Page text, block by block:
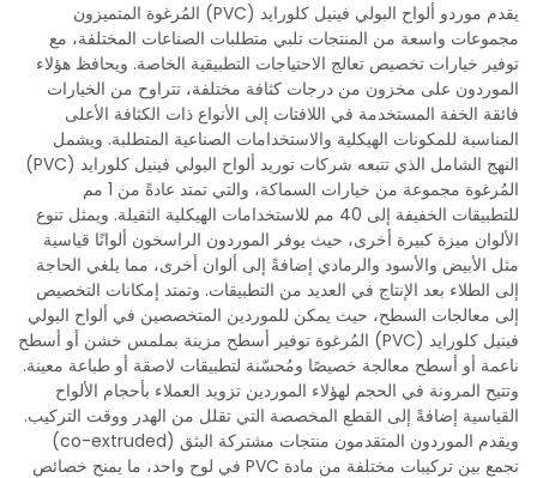
يقدم موردو ألواح البولي فينيل كلورايد (PVC) المُرغوة المتميزون
مجموعات واسعة من المنتجات تلبي متطلبات الصناعات المختلفة، مع
توفير خيارات تخصيص تعالج الاحتياجات التطبيقية الخاصة. ويحافظ هؤلاء
الموردون على مخزون من درجات كثافة مختلفة، تتراوح من الخيارات
فائقة الخفة المستخدمة في اللافتات إلى الأنواع ذات الكثافة الأعلى
المناسبة للمكونات الهيكلية والاستخدامات الصناعية المتطلبة. ويشمل
النهج الشامل الذي تتبعه شركات توريد ألواح البولي فينيل كلورايد (PVC)
المُرغوة مجموعة من خيارات السماكة، والتي تمتد عادةً من 1 مم
للتطبيقات الخفيفة إلى 40 مم للاستخدامات الهيكلية الثقيلة. ويمثل تنوع
الألوان ميزة كبيرة أخرى، حيث يوفر الموردون الراسخون ألوانًا قياسية
مثل الأبيض والأسود والرمادي إضافةً إلى ألوان أخرى، مما يلغي الحاجة
إلى الطلاء بعد الإنتاج في العديد من التطبيقات. وتمتد إمكانات التخصيص
إلى معالجات السطح، حيث يمكن للموردين المتخصصين في ألواح البولي
فينيل كلورايد (PVC) المُرغوة توفير أسطح مزينة بملمس خشن أو أسطح
ناعمة أو أسطح معالجة خصيصًا ومُحسّنة لتطبيقات لاصقة أو طباعة معينة.
وتتيح المرونة في الحجم لهؤلاء الموردين تزويد العملاء بأحجام الألواح
القياسية إضافةً إلى القطع المخصصة التي تقلل من الهدر ووقت التركيب.
ويقدم الموردون المتقدمون منتجات مشتركة البثق (co-extruded)
تجمع بين تركيبات مختلفة من مادة PVC في لوح واحد، ما يمنح خصائص